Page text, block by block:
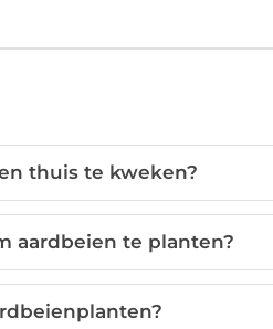
thuis te kweken?
aardbeien te planten?